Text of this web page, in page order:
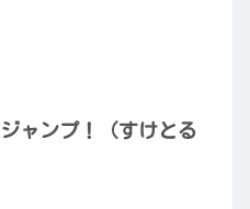
ャンプ！（すけとる